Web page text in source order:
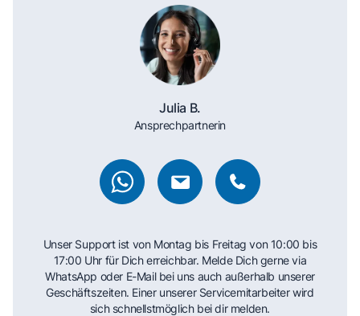
Julia B.
Ansprechpartnerin
Unser Support ist von Montag bis Freitag von 10:00 bis
17:00 Uhr für Dich erreichbar. Melde Dich gerne via
WhatsApp oder E-Mail bei uns auch außerhalb unserer
Geschäftszeiten. Einer unserer Servicemitarbeiter wird
sich schnellstmöglich bei dir melden.